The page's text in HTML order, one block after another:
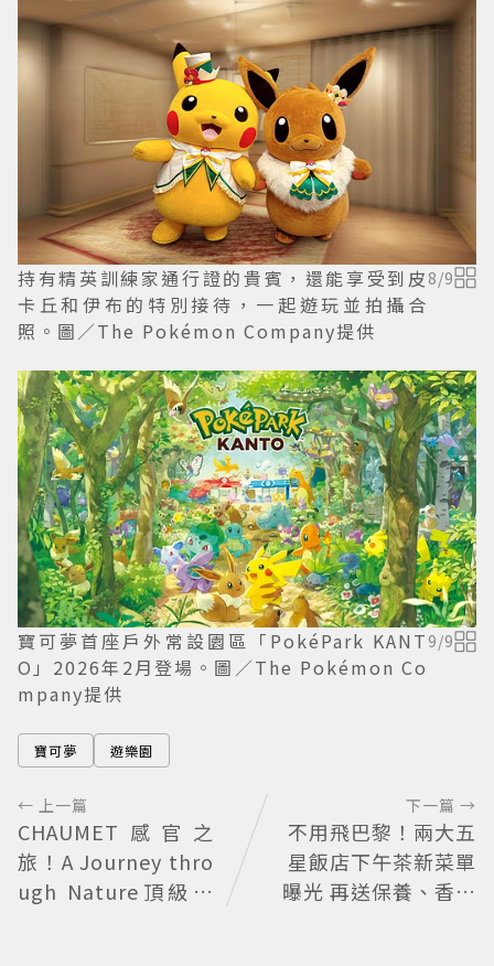
持有精英訓練家通行證的貴賓，還能享受到皮
卡丘和伊布的特別接待，一起遊玩並拍攝合
照。圖／The Pokémon Company提供
8/9
寶可夢首座戶外常設園區「PokéPark KANT
O」2026年2月登場。圖／The Pokémon Co
mpany提供
9/9
寶可夢 遊樂園
← 上一篇
CHAUMET感官之
旅！A Journey thro
ugh Nature頂級珠
下一篇 →
不用飛巴黎！兩大五
星飯店下午茶新菜單
曝光 再送保養、香氛